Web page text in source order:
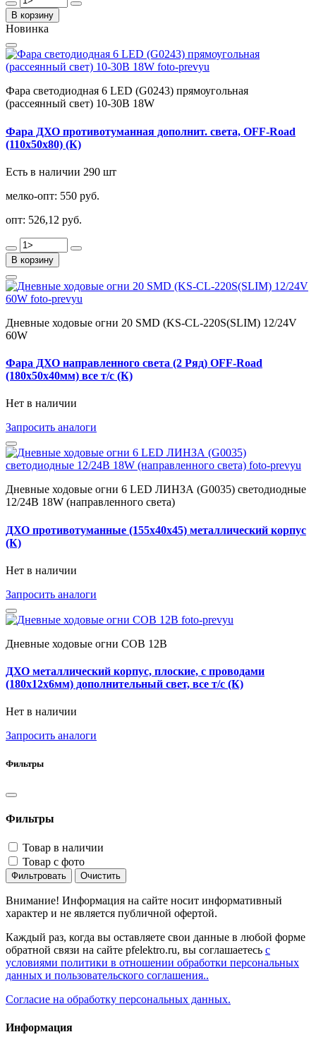
В корзину
Новинка
Фара светодиодная 6 LED (G0243) прямоугольная
(рассеянный свет) 10-30В 18W
Фара ДХО противотуманная дополнит. света, OFF-Road
(110х50х80) (К)
Есть в наличии 290 шт
мелко-опт: 550 руб.
опт: 526,12 руб.
В корзину
Дневные ходовые огни 20 SMD (KS-CL-220S(SLIM) 12/24V
60W
Фара ДХО направленного света (2 Ряд) OFF-Road
(180х50х40мм) все т/с (К)
Нет в наличии
Запросить аналоги
Дневные ходовые огни 6 LED ЛИНЗА (G0035) светодиодные
12/24В 18W (направленного света)
ДХО противотуманные (155х40х45) металлический корпус
(К)
Нет в наличии
Запросить аналоги
Дневные ходовые огни COB 12В
ДХО металлический корпус, плоские, с проводами
(180х12х6мм) дополнительный свет, все т/с (К)
Нет в наличии
Запросить аналоги
Фильтры
Фильтры
Товар в наличии
Товар с фото
Фильтровать Очистить
Внимание! Информация на сайте носит информативный
характер и не является публичной офертой.
Каждый раз, когда вы оставляете свои данные в любой форме
обратной связи на сайте pfelektro.ru, вы соглашаетесь с
условиями политики в отношении обработки персональных
данных и пользовательского соглашения..
Согласие на обработку персональных данных.
Информация